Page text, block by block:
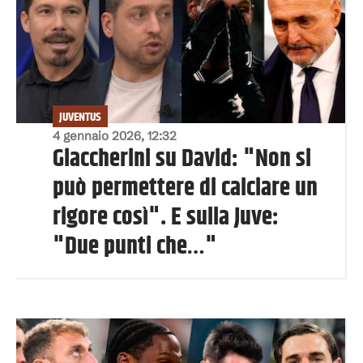
4 gennaio 2026, 12:32
JUVENTUS
Giaccherini su David: "Non si
può permettere di calciare un
rigore così". E sulla Juve:
"Due punti che…"